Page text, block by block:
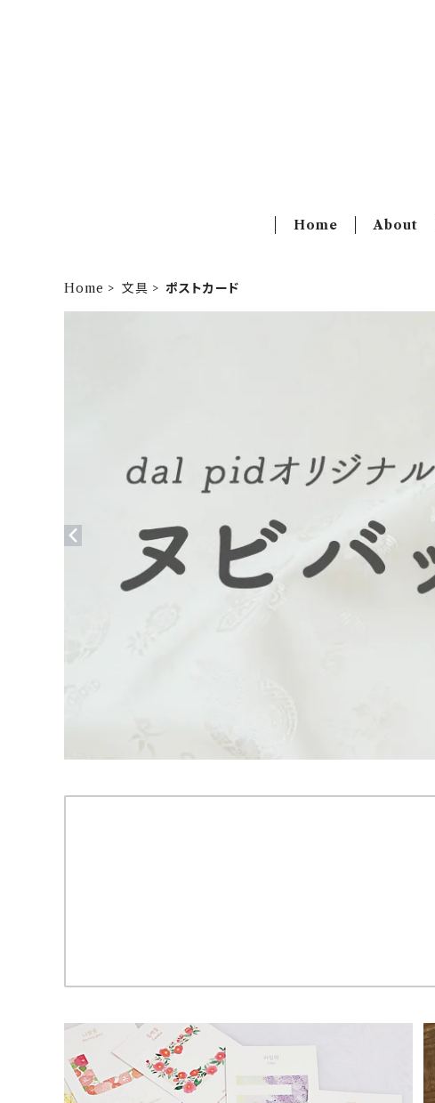
Home About
Home 文具 ポストカード